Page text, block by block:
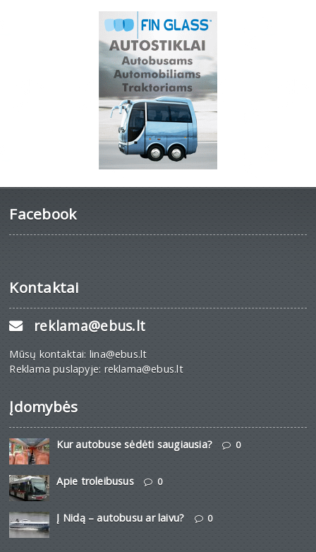
Facebook
Kontaktai
reklama@ebus.lt
Mūsų kontaktai: lina@ebus.lt
Reklama puslapyje: reklama@ebus.lt
Įdomybės
Kur autobuse sėdėti saugiausia? 0
Apie troleibusus 0
Į Nidą – autobusu ar laivu? 0